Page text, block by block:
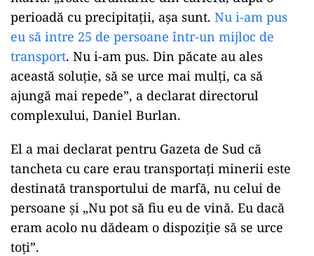
perioadă cu precipitații, așa sunt. Nu i-am pus
eu să intre 25 de persoane într-un mijloc de
transport. Nu i-am pus. Din păcate au ales
această soluție, să se urce mai mulți, ca să
ajungă mai repede”, a declarat directorul
complexului, Daniel Burlan.
El a mai declarat pentru Gazeta de Sud că
tancheta cu care erau transportați minerii este
destinată transportului de marfă, nu celui de
persoane și „Nu pot să fiu eu de vină. Eu dacă
eram acolo nu dădeam o dispoziție să se urce
toți”.